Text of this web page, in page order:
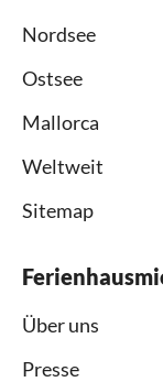
Nordsee
Ostsee
Mallorca
Weltweit
Sitemap
Über uns
Presse